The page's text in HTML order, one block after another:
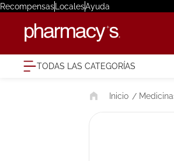
RecompensasLocalesAyuda
TODAS LAS CATEGORÍAS